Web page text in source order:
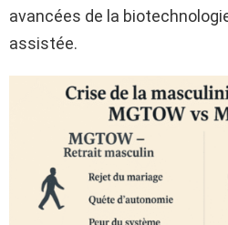
avancées de la
assistée.